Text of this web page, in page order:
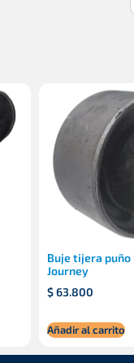
Buje tijera
Journey
$63.800
Añadir al carrito